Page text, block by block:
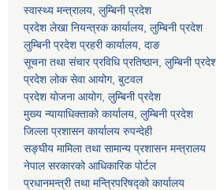
स्वास्थ्य मन्त्रालय, लुम्बिनी प्रदेश
प्रदेश लेखा नियन्त्रक कार्यालय, लुम्बिनी प्रदेश
लुम्बिनी प्रदेश प्रहरी कार्यालय, दाङ
सूचना तथा संचार प्रविधि प्रतिष्ठान, लुम्बिनी
प्रदेश लोक सेवा आयोग, बुटवल
प्रदेश योजना आयोग, लुम्बिनी प्रदेश
मुख्य न्यायाधिक्ताको कार्यालय, लुम्बिनी प्रदेश
जिल्ला प्रशासन कार्यालय रुपन्देही
सङ्घीय मामिला तथा सामान्य प्रशासन मन्त्रालय
नेपाल सरकारको आधिकारिक पोर्टल
प्रधानमन्त्री तथा मन्त्रिपरिषद्को कार्यालय